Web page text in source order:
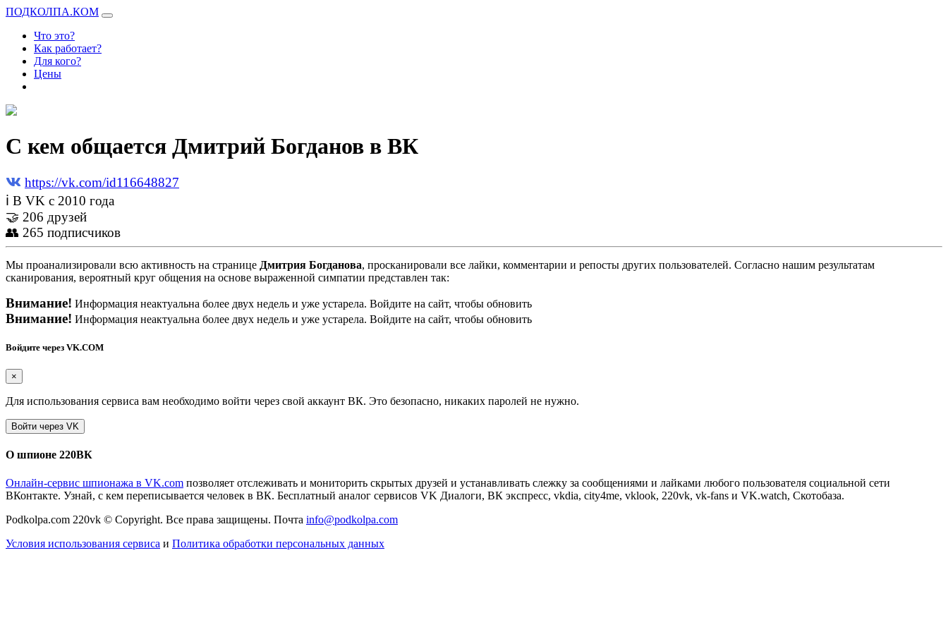
ПОДКОЛПА.КОМ
Что это?
Как работает?
Для кого?
Цены
С кем общается Дмитрий Богданов в ВК
https://vk.com/id116648827
ℹ В VK с 2010 года
🤝 206 друзей
👥 265 подписчиков
Мы проанализировали всю активность на странице Дмитрия Богданова, просканировали все лайки, комментарии и репосты других пользователей. Согласно нашим результатам
сканирования, вероятный круг общения на основе выраженной симпатии представлен так:
Внимание! Информация неактуальна более двух недель и уже устарела. Войдите на сайт, чтобы обновить
Внимание! Информация неактуальна более двух недель и уже устарела. Войдите на сайт, чтобы обновить
Войдите через VK.COM
×
Для использования сервиса вам необходимо войти через свой аккаунт ВК. Это безопасно, никаких паролей не нужно.
О шпионе 220ВК
Онлайн-сервис шпионажа в VK.com позволяет отслеживать и мониторить скрытых друзей и устанавливать слежку за сообщениями и лайками любого пользователя социальной сети
ВКонтакте. Узнай, с кем переписывается человек в ВК. Бесплатный аналог сервисов VK Диалоги, ВК экспресс, vkdia, city4me, vklook, 220vk, vk-fans и VK.watch, Скотобаза.
Podkolpa.com 220vk © Copyright. Все права защищены. Почта info@podkolpa.com
Условия использования сервиса и Политика обработки персональных данных